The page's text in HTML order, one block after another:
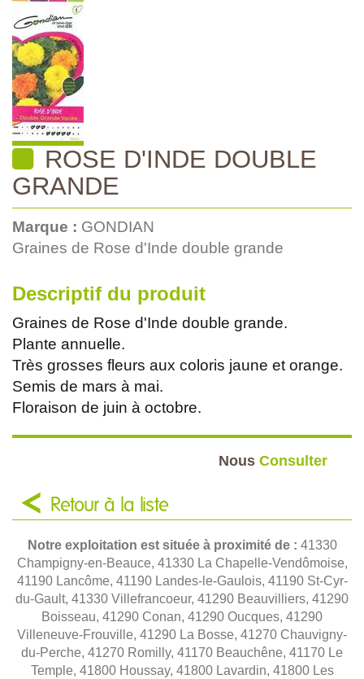
ROSE D'INDE DOUBLE
GRANDE
Marque : GONDIAN
Graines de Rose d'Inde double grande
Descriptif du produit
Graines de Rose d'Inde double grande.
Plante annuelle.
Très grosses fleurs aux coloris jaune et orange.
Semis de mars à mai.
Floraison de juin à octobre.
Nous Consulter
Retour à la liste
Notre exploitation est située à proximité de : 41330
Champigny-en-Beauce, 41330 La Chapelle-Vendômoise,
41190 Lancôme, 41190 Landes-le-Gaulois, 41190 St-Cyr-
du-Gault, 41330 Villefrancoeur, 41290 Beauvilliers, 41290
Boisseau, 41290 Conan, 41290 Oucques, 41290
Villeneuve-Frouville, 41290 La Bosse, 41270 Chauvigny-
du-Perche, 41270 Romilly, 41170 Beauchêne, 41170 Le
Temple, 41800 Houssay, 41800 Lavardin, 41800 Les